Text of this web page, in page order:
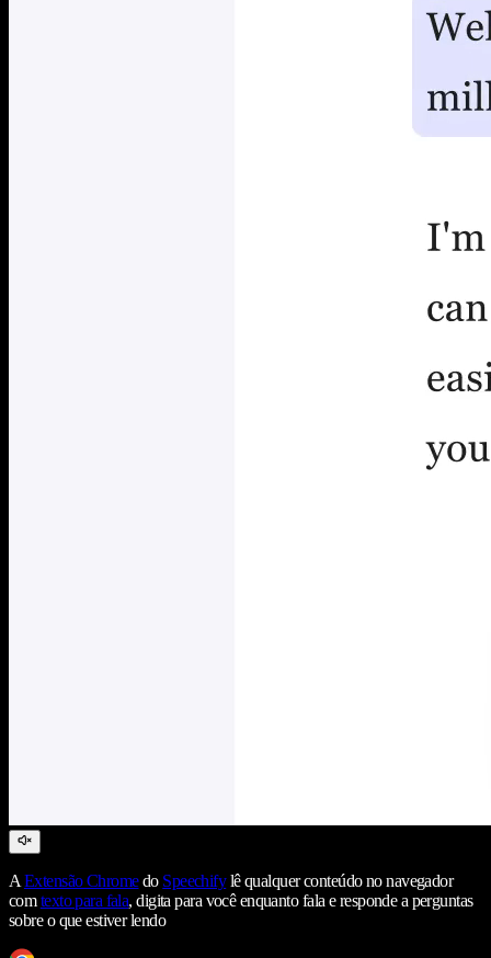
A Extensão Chromedo Speechifylê qualquer conteúdo no navegador
comtexto para fala, digita para você enquanto fala e responde a perguntas
sobre o que estiver lendo